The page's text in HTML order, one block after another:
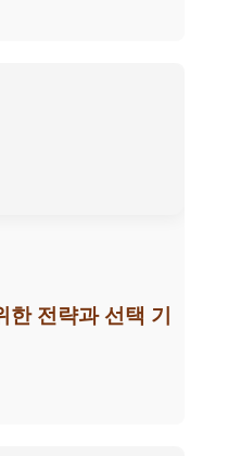
전략과 선택 기